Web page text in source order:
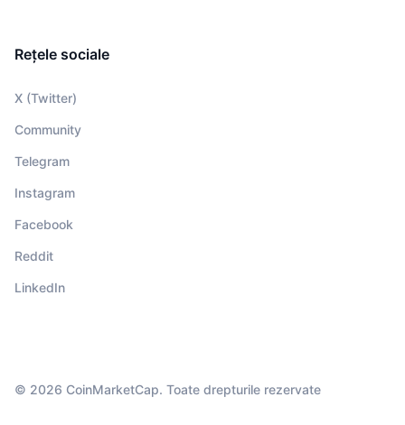
Rețele sociale
X (Twitter)
Community
Telegram
Instagram
Facebook
Reddit
LinkedIn
© 2026 CoinMarketCap. Toate drepturile rezervate